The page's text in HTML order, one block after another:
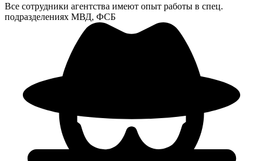
Все сотрудники агентства имеют опыт работы в спец.
подразделениях МВД, ФСБ